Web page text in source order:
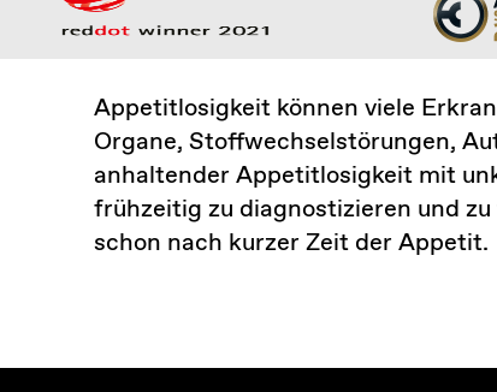
Appetitlosigkeit können viele
Organe, Stoffwechselstörungen,
anhaltender Appetitlosigkeit mit
frühzeitig zu diagnostizieren und
schon nach kurzer Zeit der Appetit.